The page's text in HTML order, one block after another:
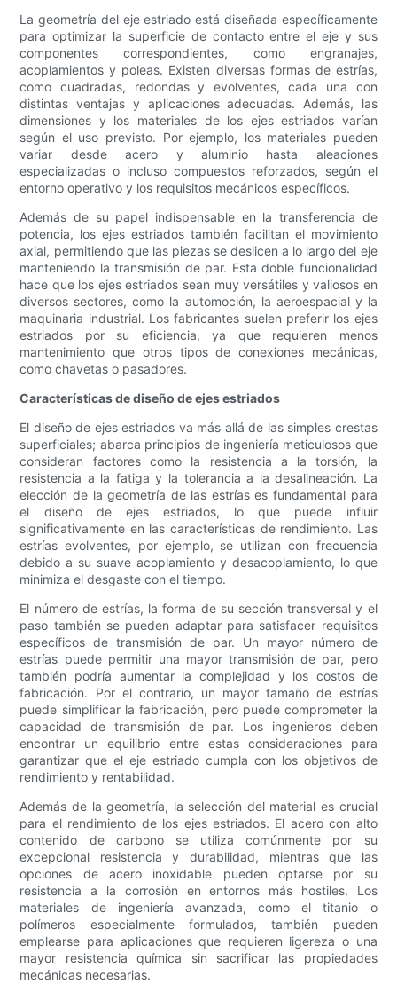
La geometría del eje estriado está diseñada específicamente
para optimizar la superficie de contacto entre el eje y sus
componentes correspondientes, como engranajes,
acoplamientos y poleas. Existen diversas formas de estrías,
como cuadradas, redondas y evolventes, cada una con
distintas ventajas y aplicaciones adecuadas. Además, las
dimensiones y los materiales de los ejes estriados varían
según el uso previsto. Por ejemplo, los materiales pueden
variar desde acero y aluminio hasta aleaciones
especializadas o incluso compuestos reforzados, según el
entorno operativo y los requisitos mecánicos específicos.
Además de su papel indispensable en la transferencia de
potencia, los ejes estriados también facilitan el movimiento
axial, permitiendo que las piezas se deslicen a lo largo del eje
manteniendo la transmisión de par. Esta doble funcionalidad
hace que los ejes estriados sean muy versátiles y valiosos en
diversos sectores, como la automoción, la aeroespacial y la
maquinaria industrial. Los fabricantes suelen preferir los ejes
estriados por su eficiencia, ya que requieren menos
mantenimiento que otros tipos de conexiones mecánicas,
como chavetas o pasadores.
Características de diseño de ejes estriados
El diseño de ejes estriados va más allá de las simples crestas
superficiales; abarca principios de ingeniería meticulosos que
consideran factores como la resistencia a la torsión, la
resistencia a la fatiga y la tolerancia a la desalineación. La
elección de la geometría de las estrías es fundamental para
el diseño de ejes estriados, lo que puede influir
significativamente en las características de rendimiento. Las
estrías evolventes, por ejemplo, se utilizan con frecuencia
debido a su suave acoplamiento y desacoplamiento, lo que
minimiza el desgaste con el tiempo.
El número de estrías, la forma de su sección transversal y el
paso también se pueden adaptar para satisfacer requisitos
específicos de transmisión de par. Un mayor número de
estrías puede permitir una mayor transmisión de par, pero
también podría aumentar la complejidad y los costos de
fabricación. Por el contrario, un mayor tamaño de estrías
puede simplificar la fabricación, pero puede comprometer la
capacidad de transmisión de par. Los ingenieros deben
encontrar un equilibrio entre estas consideraciones para
garantizar que el eje estriado cumpla con los objetivos de
rendimiento y rentabilidad.
Además de la geometría, la selección del material es crucial
para el rendimiento de los ejes estriados. El acero con alto
contenido de carbono se utiliza comúnmente por su
excepcional resistencia y durabilidad, mientras que las
opciones de acero inoxidable pueden optarse por su
resistencia a la corrosión en entornos más hostiles. Los
materiales de ingeniería avanzada, como el titanio o
polímeros especialmente formulados, también pueden
emplearse para aplicaciones que requieren ligereza o una
mayor resistencia química sin sacrificar las propiedades
mecánicas necesarias.